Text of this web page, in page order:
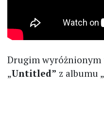
Drugim wyróżnionym
„Untitled” z albumu „